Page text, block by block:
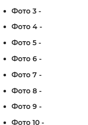
Фото 3 -
Фото 4 -
Фото 5 -
Фото 6 -
Фото 7 -
Фото 8 -
Фото 9 -
Фото 10 -